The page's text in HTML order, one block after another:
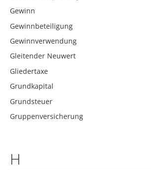
Gewinn
Gewinnbeteiligung
Gewinnverwendung
Gleitender Neuwert
Gliedertaxe
Grundkapital
Grundsteuer
Gruppenversicherung
H